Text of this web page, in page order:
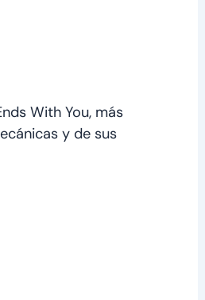
With You, más
y de sus